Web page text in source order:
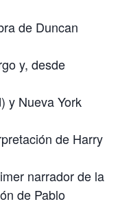
de Duncan
y, desde
y Nueva York
de Harry
narrador de la
de Pablo